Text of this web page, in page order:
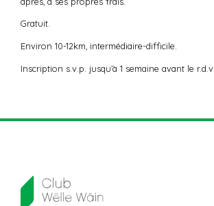
Gratuit.
Environ 10-12km, intermédiaire-difficile.
Inscription s.v.p. jusqu’à 1 semaine avant le r.d.v